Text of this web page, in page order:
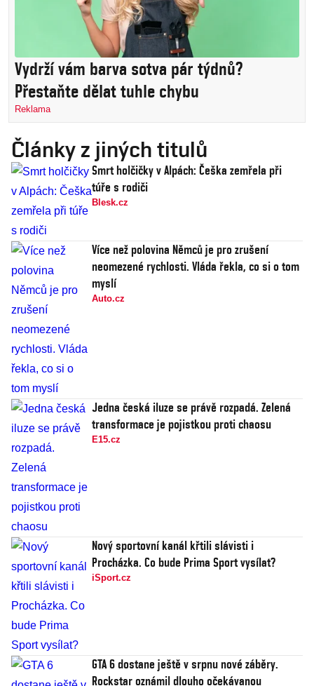
Vydrží vám barva sotva pár týdnů?
Přestaňte dělat tuhle chybu
Reklama
Články z jiných titulů
Smrt holčičky v Alpách: Češka zemřela při
túře s rodiči
Blesk.cz
Více než polovina Němců je pro zrušení
neomezené rychlosti. Vláda řekla, co si o tom
myslí
Auto.cz
Jedna česká iluze se právě rozpadá. Zelená
transformace je pojistkou proti chaosu
E15.cz
Nový sportovní kanál křtili slávisti i
Procházka. Co bude Prima Sport vysílat?
iSport.cz
GTA 6 dostane ještě v srpnu nové záběry.
Rockstar oznámil dlouho očekávanou